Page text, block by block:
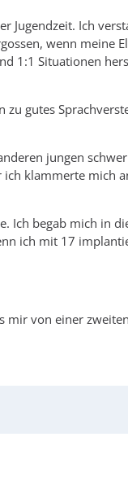
Jugendzeit. Ich
wenn meine
1:1 Situationen
gutes
jungen
klammerte mich
Ich begab mich in
ich mit 17
mir von einer